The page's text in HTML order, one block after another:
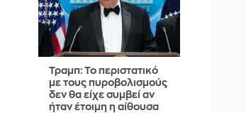
Τραμπ: Το περιστατικό
με τους πυροβολισμούς
δεν θα είχε συμβεί αν
ήταν έτοιμη η αίθουσα